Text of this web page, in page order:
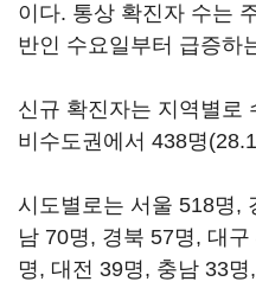
이다. 통상 확진자 수는
반인 수요일부터 급증하
신규 확진자는 지역별로
비수도권에서 438명
시도별로는 서울 518명,
남 70명, 경북 57명, 대
명, 대전 39명, 충남 33